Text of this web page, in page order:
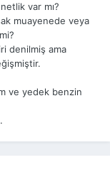
var mı?
muayenede veya
denilmiş ama
ve yedek benzin